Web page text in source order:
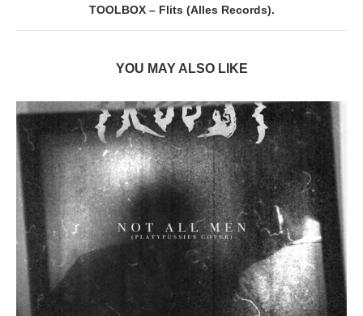
TOOLBOX – Flits (Alles Records).
YOU MAY ALSO LIKE